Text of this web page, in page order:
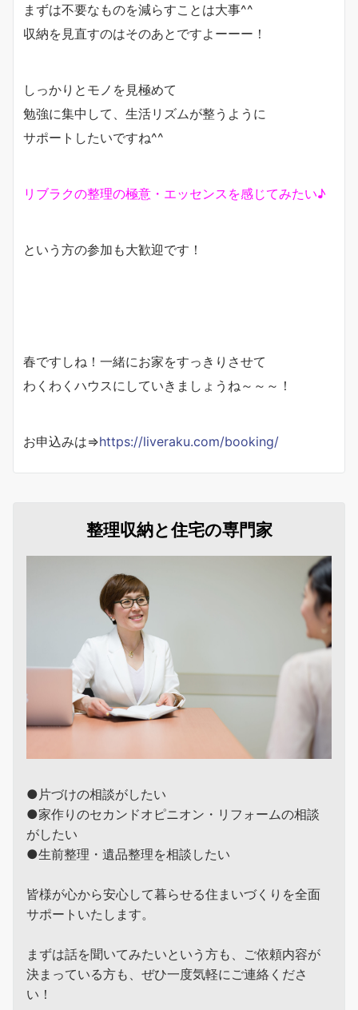
まずは不要なものを減らすことは大事^^
収納を見直すのはそのあとですよーーー！
しっかりとモノを見極めて
勉強に集中して、生活リズムが整うように
サポートしたいですね^^
リブラクの整理の極意・エッセンスを感じてみたい♪
という方の参加も大歓迎です！
春ですしね！一緒にお家をすっきりさせて
わくわくハウスにしていきましょうね～～～！
お申込みは⇒https://liveraku.com/booking/
整理収納と住宅の専門家
●片づけの相談がしたい
●家作りのセカンドオピニオン・リフォームの相談
がしたい
●生前整理・遺品整理を相談したい
皆様が心から安心して暮らせる住まいづくりを全面
サポートいたします。
まずは話を聞いてみたいという方も、ご依頼内容が
決まっている方も、ぜひ一度気軽にご連絡くださ
い！